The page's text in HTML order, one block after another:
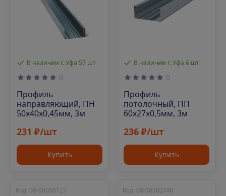
В наличии г. Уфа 57 шт
0
Профиль
направляющий, ПН
50х40х0,45мм, 3м
231 ₽/шт
Купить
В наличии г. Уфа 6 шт
0
Профиль
потолочный, ПП
60х27х0,5мм, 3м
236 ₽/шт
Купить
Код: 00-00008127 Код: 00-00002748